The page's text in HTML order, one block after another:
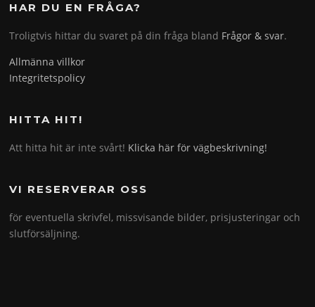
HAR DU EN FRÅGA?
Troligtvis hittar du svaret på din fråga bland Frågor & svar.
Allmänna villkor
Integritetspolicy
HITTA HIT!
Att hitta hit är inte svårt! Klicka här för vägbeskrivning!
VI RESERVERAR OSS
för eventuella skrivfel, missvisande bilder, prisjusteringar och
slutförsäljning.